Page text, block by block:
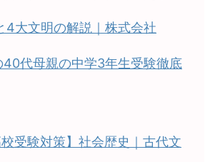
4大文明の解説｜株式会社
代母親の中学3年生受験徹底
校受験対策】社会歴史｜古代文